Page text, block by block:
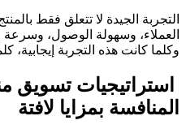
التجربة الجيدة لا تتعلق فقط
العملاء، وسهولة الوصول،
وكلما كانت هذه التجربة إيجابية،
استراتيجيات تسويق
المنافسة بمزايا لافتة